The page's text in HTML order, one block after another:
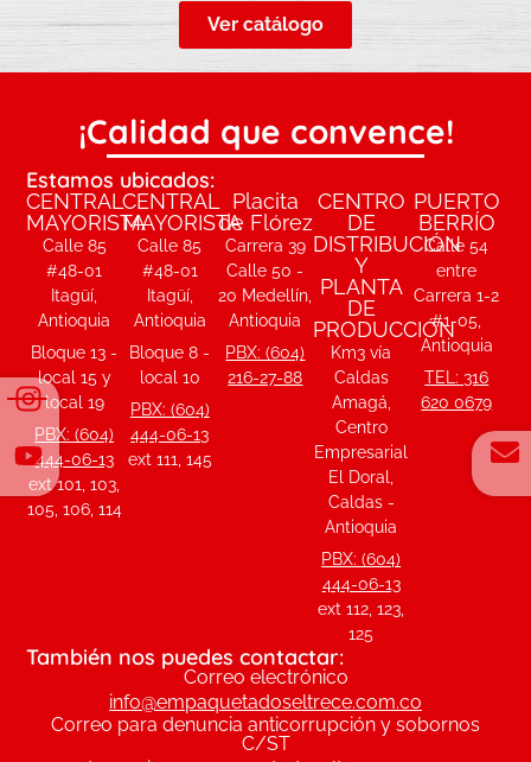
Ver catálogo
¡Calidad que convence!
Estamos ubicados:
CENTRAL
MAYORISTA
Calle 85
#48-01
Itagüí,
Antioquia
Bloque 13 -
local 15 y
local 19
PBX: (604)
444-06-13
ext 101, 103,
105, 106, 114
CENTRAL
MAYORISTA
Calle 85
#48-01
Itagüí,
Antioquia
Bloque 8 -
local 10
PBX: (604)
444-06-13
ext 111, 145
Placita
de Flórez
Carrera 39
Calle 50 -
20 Medellín,
Antioquia
PBX: (604)
216-27-88
CENTRO
DE
DISTRIBUCIÓN
Y
PLANTA
DE
PRODUCCIÓN
Km3 vía
Caldas
Amagá,
Centro
Empresarial
El Doral,
Caldas -
Antioquia
PBX: (604)
444-06-13
ext 112, 123,
125
PUERTO
BERRÍO
Calle 54
entre
Carrera 1-2
#1-05,
Antioquia
TEL: 316
620 0679
También nos puedes contactar:
Correo electrónico
info@empaquetadoseltrece.com.co
Correo para denuncia anticorrupción y sobornos
C/ST